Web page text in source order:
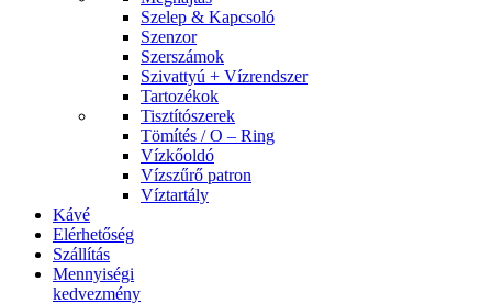
Szelep & Kapcsoló
Szenzor
Szerszámok
Szivattyú + Vízrendszer
Tartozékok
Tisztítószerek
Tömítés / O – Ring
Vízkőoldó
Vízszűrő patron
Víztartály
Kávé
Elérhetőség
Szállítás
Mennyiségi
kedvezmény